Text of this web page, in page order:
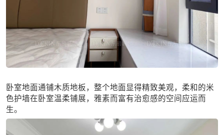
卧室地面通铺木质地板，整个地面显得精致美观，柔和的米
色护墙在卧室温柔铺展，雅素而富有治愈感的空间应运而
生。